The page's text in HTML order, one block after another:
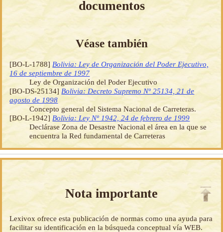
documentos
Véase también
[BO-L-1788] Bolivia: Ley de Organización del Poder Ejecutivo,
16 de septiembre de 1997
Ley de Organización del Poder Ejecutivo
[BO-DS-25134] Bolivia: Decreto Supremo Nº 25134, 21 de
agosto de 1998
Concepto general del Sistema Nacional de Carreteras.
[BO-L-1942] Bolivia: Ley Nº 1942, 24 de febrero de 1999
Declárase Zona de Desastre Nacional el área en la que se
encuentra la Red fundamental de Carreteras
Nota importante
Lexivox ofrece esta publicación de normas como una ayuda para
facilitar su identificación en la búsqueda conceptual vía WEB.